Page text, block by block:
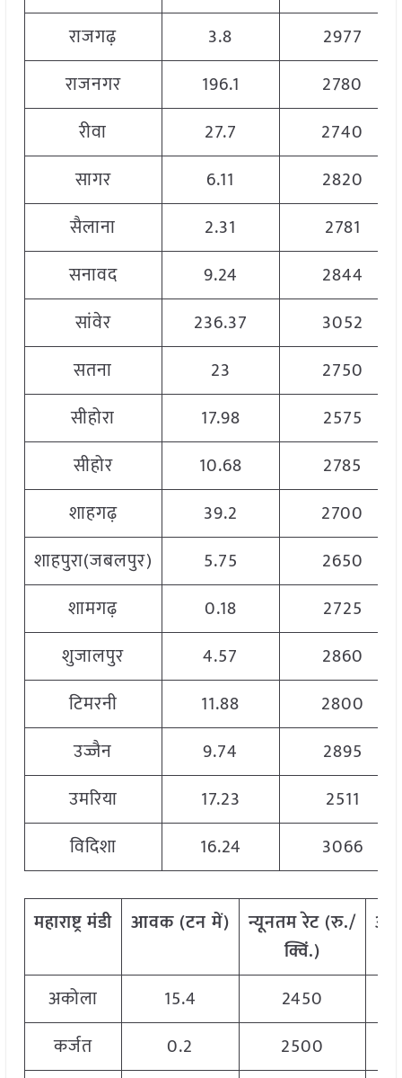
राजगढ़
3.8
2977
राजनगर
196.1
2780
रीवा
27.7
2740
सागर
6.11
2820
सैलाना
2.31
2781
सनावद
9.24
2844
सांवेर
236.37
3052
सतना
23
2750
सीहोरा
17.98
2575
सीहोर
10.68
2785
शाहगढ़
39.2
2700
शाहपुरा(जबलपुर)
5.75
2650
शामगढ़
0.18
2725
शुजालपुर
4.57
2860
टिमरनी
11.88
2800
उज्जैन
9.74
2895
उमरिया
17.23
2511
विदिशा
16.24 3066
महाराष्ट्रमंडी आवक(टनमें) न्यूनतमरेट(रु./
क्विं.)
अकोला 15.4
2450
कर्जत
0.2
2500